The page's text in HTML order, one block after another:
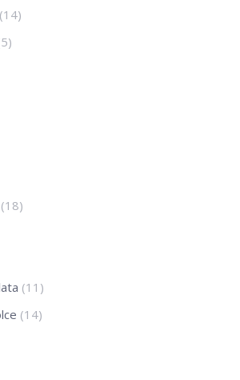
(14)
(18)
(11)
(14)